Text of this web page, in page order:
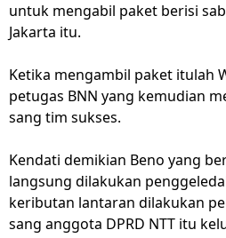
untuk mengabil paket berisi
Jakarta itu.
Ketika mengambil paket itulah
petugas BNN yang kemudian
sang tim sukses.
Kendati demikian Beno yang
langsung dilakukan
keributan lantaran dilakukan
sang anggota DPRD NTT itu